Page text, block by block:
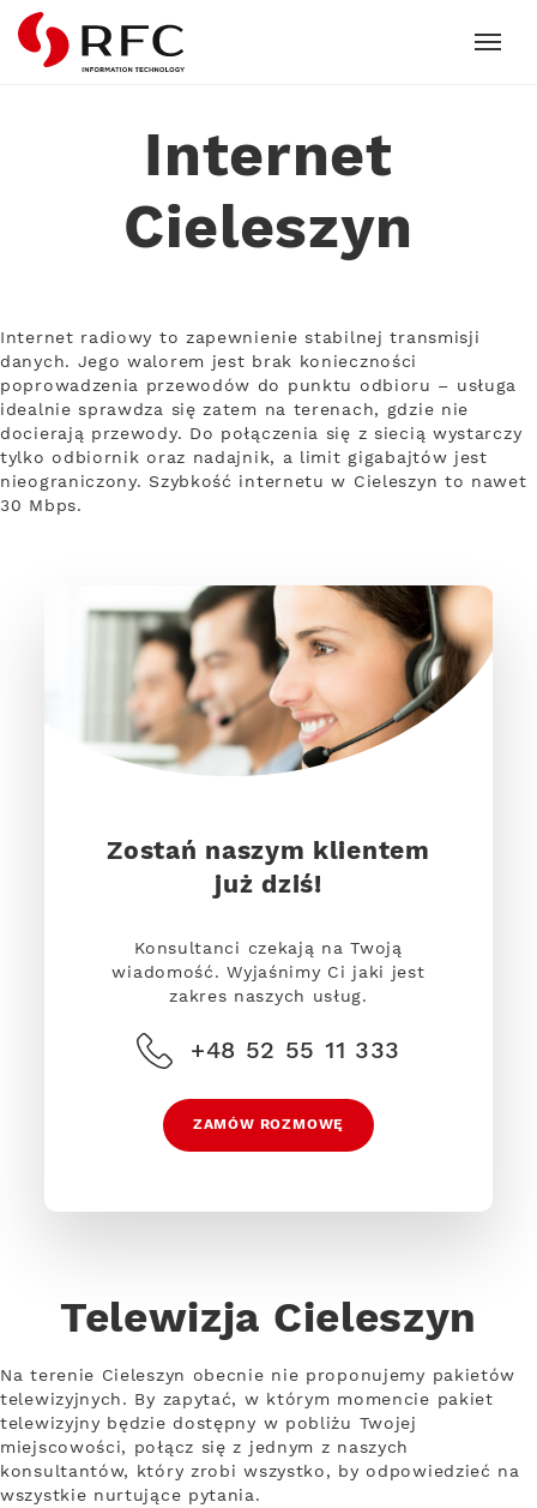
RFC
Internet
Cieleszyn
Internet radiowy to zapewnienie stabilnej transmisji
danych. Jego walorem jest brak konieczności
poprowadzenia przewodów do punktu odbioru – usługa
idealnie sprawdza się zatem na terenach, gdzie nie
docierają przewody. Do połączenia się z siecią wystarczy
tylko odbiornik oraz nadajnik, a limit gigabajtów jest
nieograniczony. Szybkość internetu w Cieleszyn to nawet
30 Mbps.
Zostań naszym klientem
już dziś!
Konsultanci czekają na Twoją
wiadomość. Wyjaśnimy Ci jaki jest
zakres naszych usług.
+48 52 55 11 333
ZAMÓW ROZMOWĘ
Telewizja Cieleszyn
Na terenie Cieleszyn obecnie nie proponujemy pakietów
telewizyjnych. By zapytać, w którym momencie pakiet
telewizyjny będzie dostępny w pobliżu Twojej
miejscowości, połącz się z jednym z naszych
konsultantów, który zrobi wszystko, by odpowiedzieć na
wszystkie nurtujące pytania.